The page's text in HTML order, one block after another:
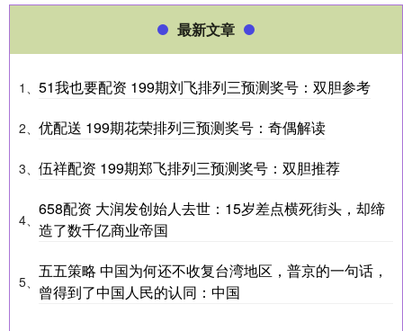
最新文章
1、 51我也要配资 199期刘飞排列三预测奖号：双胆参考
2、 优配送 199期花荣排列三预测奖号：奇偶解读
3、 伍祥配资 199期郑飞排列三预测奖号：双胆推荐
4、
658配资 大润发创始人去世：15岁差点横死街头，却缔
造了数千亿商业帝国
5、
五五策略 中国为何还不收复台湾地区，普京的一句话，
曾得到了中国人民的认同：中国